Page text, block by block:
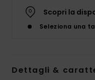
Scopri la
Seleziona una
Dettagli &